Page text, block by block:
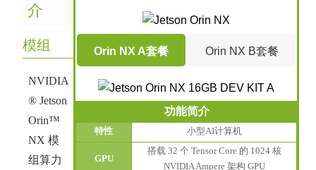
Orin NX A套餐 Orin NX B套餐
功能简介
特性 小型AI计算机
GPU
搭载 32 个 Tensor Core 的 1024 核
NVIDIA Ampere 架构 GPU
介
模组
NVIDIA
® Jetson
Orin™
NX 模
组算力